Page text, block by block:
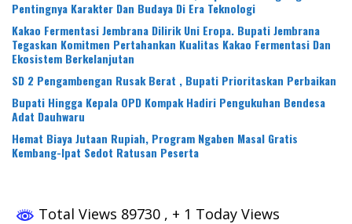
Pentingnya Karakter Dan Budaya Di Era Teknologi
Kakao Fermentasi Jembrana Dilirik Uni Eropa. Bupati Jembrana
Tegaskan Komitmen Pertahankan Kualitas Kakao Fermentasi Dan
Ekosistem Berkelanjutan
SD 2 Pengambengan Rusak Berat , Bupati Prioritaskan Perbaikan
Bupati Hingga Kepala OPD Kompak Hadiri Pengukuhan Bendesa
Adat Dauhwaru
Hemat Biaya Jutaan Rupiah, Program Ngaben Masal Gratis
Kembang-Ipat Sedot Ratusan Peserta
Total Views 89730 , + 1 Today Views